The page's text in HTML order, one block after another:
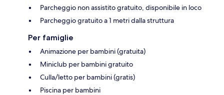
Parcheggio non assistito gratuito, disponibile in loco
Parcheggio gratuito a 1 metri dalla struttura
Per famiglie
Animazione per bambini (gratuita)
Miniclub per bambini gratuito
Culla/letto per bambini (gratis)
Piscina per bambini